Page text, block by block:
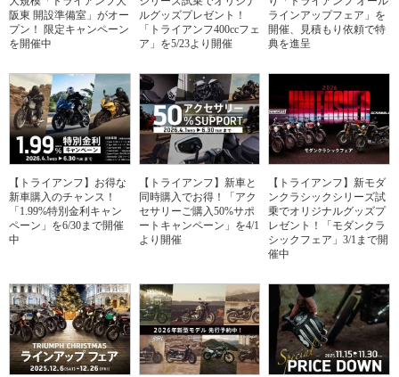
阪東 開設準備室」がオー
プン！ 限定キャンペーン
を開催中
ルグッズプレゼント！
「トライアンフ400ccフェ
ア」を5/23より開催
ラインアップフェア」を
開催、見積もり依頼で特
典を進呈
【トライアンフ】お得な
新車購入のチャンス！
「1.99%特別金利キャン
ペーン」を6/30まで開催
中
【トライアンフ】新車と
同時購入でお得！「アク
セサリーご購入50%サポ
ートキャンペーン」を4/1
より開催
【トライアンフ】新モダ
ンクラシックシリーズ試
乗でオリジナルグッズプ
レゼント！「モダンクラ
シックフェア」3/1まで開
催中